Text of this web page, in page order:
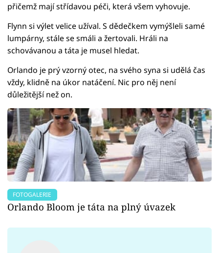
přičemž mají střídavou péči, která všem vyhovuje.
Flynn si výlet velice užíval. S dědečkem vymýšleli samé
lumpárny, stále se smáli a žertovali. Hráli na
schovávanou a táta je musel hledat.
Orlando je prý vzorný otec, na svého syna si udělá čas
vždy, klidně na úkor natáčení. Nic pro něj není
důležitější než on.
FOTOGALERIE
Orlando Bloom je táta na plný úvazek